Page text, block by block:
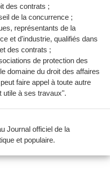
des contrats ;
de la concurrence ;
représentants de la
et d'industrie, qualifiés dans
des contrats ;
de protection des
domaine du droit des affaires
faire appel à toute autre
utile à ses travaux".
Journal officiel de la
et populaire.